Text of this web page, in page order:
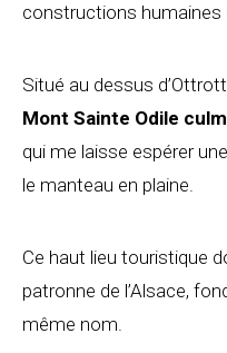
constructions humaines
Situé au dessus
Mont Sainte Odile
qui me laisse espérer
le manteau en plaine.
Ce haut lieu touristique
patronne de l’Alsace,
même nom.